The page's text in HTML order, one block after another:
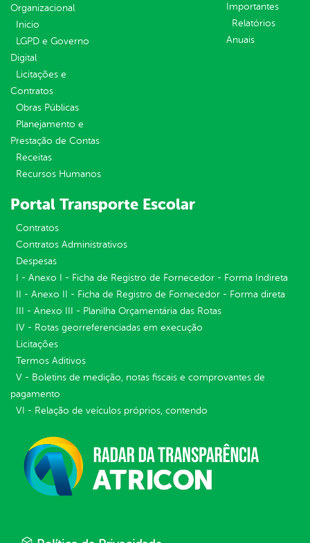
Organizacional
Inicio
LGPD e Governo
Digital
Licitações e
Contratos
Obras Públicas
Planejamento e
Prestação de Contas
Receitas
Recursos Humanos
Importantes
Relatórios
Anuais
Portal Transporte Escolar
Contratos
Contratos Administrativos
Despesas
I - Anexo I - Ficha de Registro de Fornecedor - Forma Indireta
II - Anexo II - Ficha de Registro de Fornecedor - Forma direta
III - Anexo III - Planilha Orçamentária das Rotas
IV - Rotas georreferenciadas em execução
Licitações
Termos Aditivos
V - Boletins de medição, notas fiscais e comprovantes de
pagamento
VI - Relação de veículos próprios, contendo